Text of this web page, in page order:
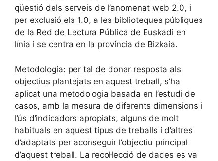
qüestió dels serveis de l’anomenat web 2.0, i
per exclusió els 1.0, a les biblioteques públiques
de la Red de Lectura Pública de Euskadi en
línia i se centra en la província de Bizkaia.
Metodologia: per tal de donar resposta als
objectius plantejats en aquest treball, s’ha
aplicat una metodologia basada en l’estudi de
casos, amb la mesura de diferents dimensions i
l’ús d’indicadors apropiats, alguns de molt
habituals en aquest tipus de treballs i d’altres
d’adaptats per aconseguir l’objectiu principal
d’aquest treball. La recol·lecció de dades es va